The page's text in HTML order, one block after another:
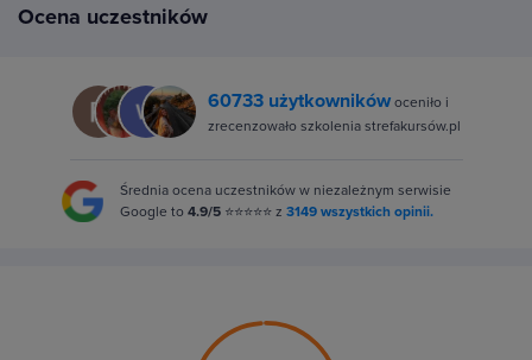
Ocena uczestników
60733 użytkownikówoceniło i
zrecenzowało szkolenia strefakursów.pl
Średnia ocena uczestników w niezależnym serwisie
Google to 4.9/5 ⭐⭐⭐⭐⭐ z 3149 wszystkich opinii.